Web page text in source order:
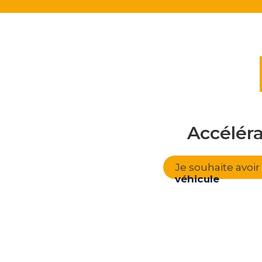
Je souhaite
véhicule